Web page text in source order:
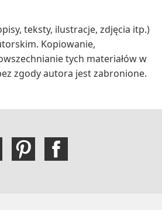
teksty, ilustracje, zdjęcia itp.)
Kopiowanie,
tych materiałów w
zgody autora jest zabronione.